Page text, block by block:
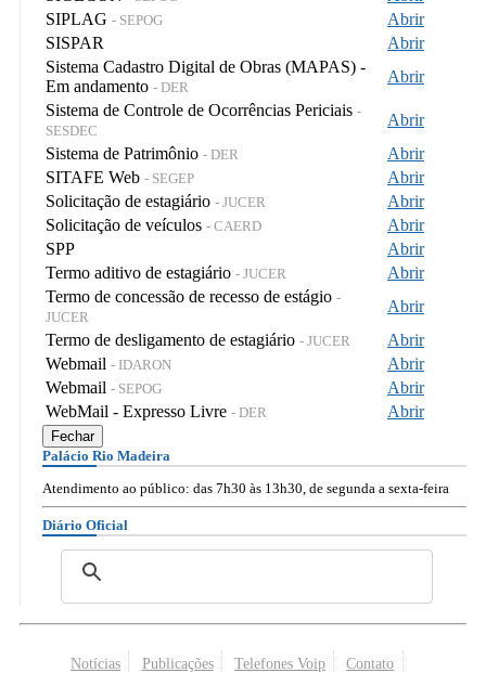
SIPLAG - SEPOG
Abrir
SISPAR
Abrir
Sistema Cadastro Digital de Obras (MAPAS) -
Em andamento - DER
Abrir
Sistema de Controle de Ocorrências Periciais -
SESDEC
Abrir
Sistema de Patrimônio - DER
Abrir
SITAFE Web - SEGEP
Abrir
Solicitação de estagiário - JUCER
Abrir
Solicitação de veículos - CAERD
Abrir
SPP
Abrir
Termo aditivo de estagiário - JUCER
Abrir
Termo de concessão de recesso de estágio -
JUCER
Abrir
Termo de desligamento de estagiário - JUCER
Abrir
Webmail - IDARON
Abrir
Webmail - SEPOG
Abrir
WebMail - Expresso Livre - DER Abrir
Fechar
Palácio Rio Madeira
Atendimento ao público: das 7h30 às 13h30, de segunda a sexta-feira
Diário Oficial
Notícias Publicações Telefones Voip
Contato